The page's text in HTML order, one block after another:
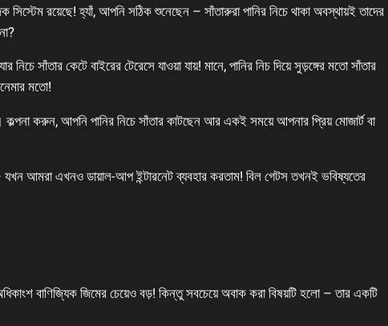
সিস্টেম রয়েছে! হ্যাঁ, আপনি সঠিক শুনেছেন – সাঁতারুরা পানির নিচে থাকা অবস্থায়ই তাদের
সাঁতার কেটে বাইরের টেরেসে যাওয়া যায়! মানে, পানির নিচ দিয়ে সুড়ঙ্গের মতো সাঁতার
মতো!
করুন, আপনি পানির নিচে সাঁতার কাটছেন আর একই সময়ে আপনার প্রিয় মোজার্ট বা
যখন আমরা এখনও ডায়াল-আপ ইন্টারনেট ব্যবহার করতাম! বিল গেটস তখনই ভবিষ্যতের
বাণিজ্যিক জিমের চেয়েও বড়! কিন্তু সবচেয়ে অবাক করা বিষয়টি হলো – তার একটি